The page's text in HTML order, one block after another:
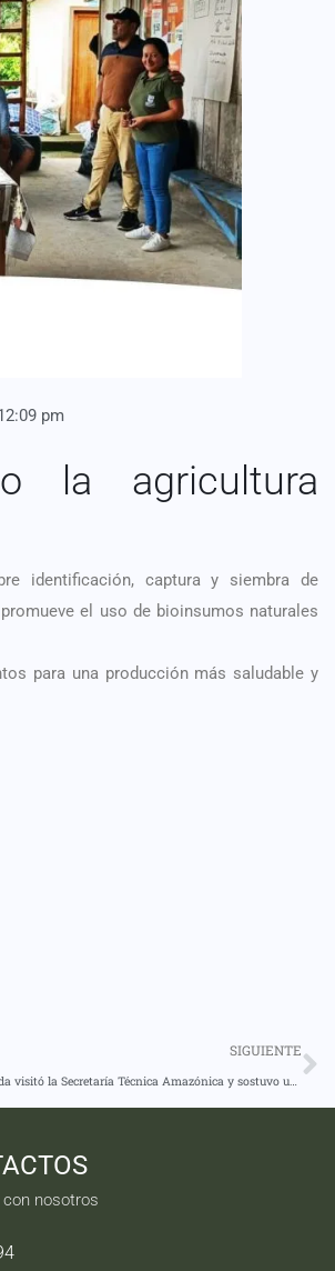
pm
la agricultura
identificación, captura y siembra de
el uso de bioinsumos naturales
para una producción más saludable y
SIGUIENTE
nosotros